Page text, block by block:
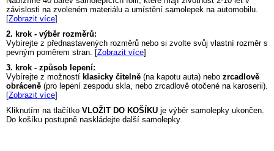
závislosti na zvoleném materiálu a umístění samolepek na automobilu.
[Zobrazit více]
2. krok - výběr rozměrů:
Vybírejte z přednastavených rozměrů nebo si zvolte svůj vlastní rozměr s
pevným poměrem stran. [Zobrazit více]
3. krok - způsob lepení:
Vybírejte z možností klasicky čitelně (na kapotu auta) nebo zrcadlově
obráceně (pro lepení zespodu skla, nebo zrcadlově otočené na karoserii).
[Zobrazit více]
Kliknutím na tlačítko VLOŽIT DO KOŠÍKU je výběr samolepky ukončen.
Do košíku postupně naskládejte další samolepky.